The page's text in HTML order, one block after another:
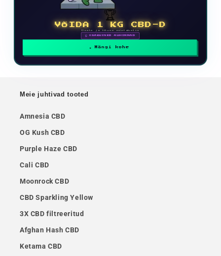
🏆
VÕIDA 1 KG CBD-D
Osale ja tõuse edetabelis
🗓 IGAKUISED AUHINNAD
Mängi kohe
Meie juhtivad tooted
Amnesia CBD
OG Kush CBD
Purple Haze CBD
Cali CBD
Moonrock CBD
CBD Sparkling Yellow
3X CBD filtreeritud
Afghan Hash CBD
Ketama CBD